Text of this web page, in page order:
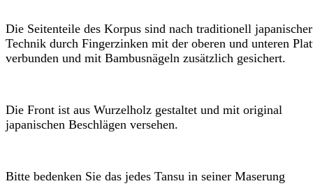
Die Seitenteile des Korpus sind nach traditionell japanischer
Technik durch Fingerzinken mit der oberen und unteren
verbunden und mit Bambusnägeln zusätzlich gesichert.
Die Front ist aus Wurzelholz gestaltet und mit original
japanischen Beschlägen versehen.
Bitte bedenken Sie das jedes Tansu in seiner Maserung